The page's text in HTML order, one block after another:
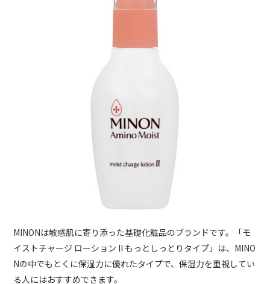
MINONは敏感肌に寄り添った基礎化粧品のブランドです。「モ
イストチャージ ローション II もっとしっとりタイプ」は、MINO
Nの中でもとくに保湿力に優れたタイプで、保湿力を重視してい
る人にはおすすめできます。